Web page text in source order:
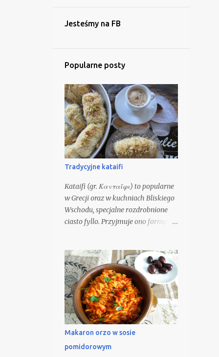
Jesteśmy na FB
Popularne posty
Tradycyjne kataifi
Kataifi (gr. Κανταΐφι) to popularne
w Grecji oraz w kuchniach Bliskiego
Wschodu, specjalne rozdrobnione
ciasto fyllo. Przyjmuje ono formę
chrupiące i słodkie ciasteczka,
należące do grupy syropiastych,
czyli nasączanych cukrowym
syropem. Z ciasta Kataifi
przygotowuje się również pikantne
lub słone przekąski z dodatkiem
sera, mięsa lub warzyw. Kataifi to
Grecji ciasteczek wypełnionych
Makaron orzo w sosie
pomidorowym